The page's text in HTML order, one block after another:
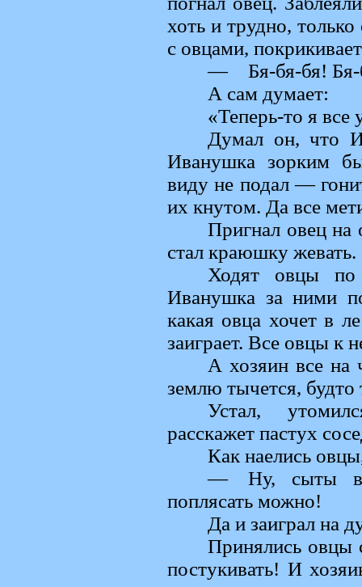
хоть и трудно,
с овцами,
— Бя-бя-бя! Бя-
А сам думает:
«Теперь-то я
Думал он, что
Иванушка зорким
виду не подал —
их кнутом. Да все
Пригнал овец на
стал краюшку жевать.
Ходят овцы
Иванушка за ними
какая овца хочет в
заиграет. Все овцы к
А хозяин все на
землю тычется, будто
Устал,
расскажет пастух
Как наелись
— Ну, сыты
поплясать можно!
Да и заиграл на
Принялись овцы
постукивать! И